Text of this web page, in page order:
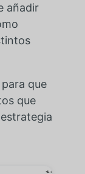
añadir
que
que